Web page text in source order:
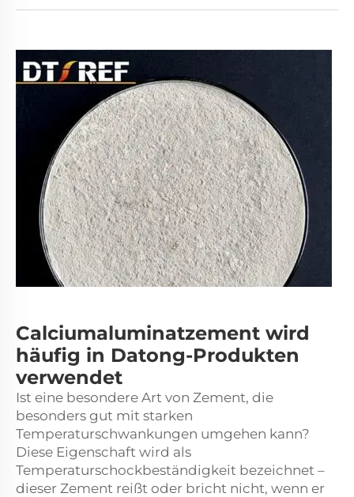
Calciumaluminatzement wird
häufig in Datong-Produkten
verwendet
Ist eine besondere Art von Zement, die
besonders gut mit starken
Temperaturschwankungen umgehen kann?
Diese Eigenschaft wird als
Temperaturschockbeständigkeit bezeichnet –
dieser Zement reißt oder bricht nicht, wenn er